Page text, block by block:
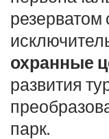
резерватом
охранные
развития
парк.